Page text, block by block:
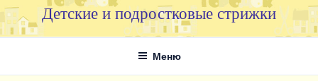
Детские и подростковые стрижки
Меню